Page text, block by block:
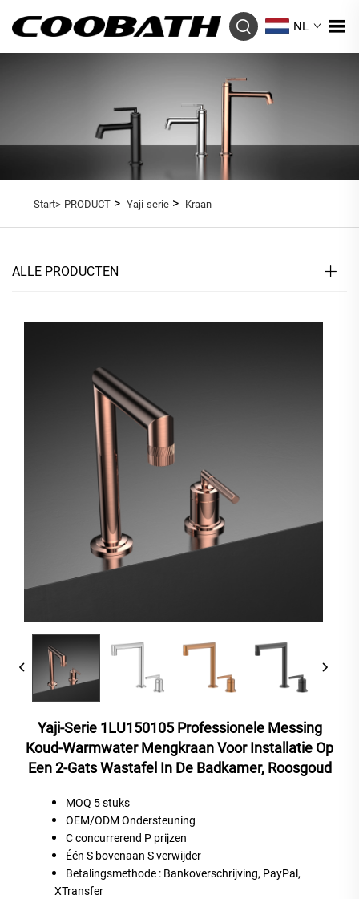
NL
Start> PRODUCT> Yaji-serie> Kraan
ALLE PRODUCTEN
Yaji-Serie 1LU150105 Professionele Messing
Koud-Warmwater Mengkraan Voor Installatie Op
Een 2-Gats Wastafel In De Badkamer, Roosgoud
MOQ 5 stuks
OEM/ODM Ondersteuning
Cconcurrerend P prijzen
Één S bovenaan Sverwijder
Betalingsmethode : Bankoverschrijving, PayPal,
XTransfer